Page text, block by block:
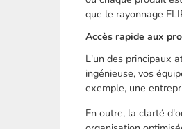
que le rayonnage
Accès rapide aux
L'un des principaux
ingénieuse, vos
exemple, une
En outre, la clarté